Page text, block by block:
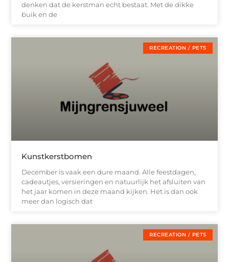
denken dat de kerstman echt bestaat. Met de dikke
buik en de
RECREATION / PETS
Kunstkerstbomen
December is vaak een dure maand. Alle feestdagen,
cadeautjes, versieringen en natuurlijk het afsluiten van
het jaar komen in deze maand kijken. Het is dan ook
meer dan logisch dat
RECREATION / PETS